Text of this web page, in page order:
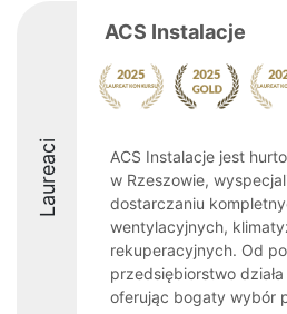
Laureaci
ACS Instalacje
ACS Instalacje jest
w Rzeszowie,
dostarczaniu
wentylacyjnych,
rekuperacyjnych. Od
przedsiębiorstwo
oferując bogaty wybór